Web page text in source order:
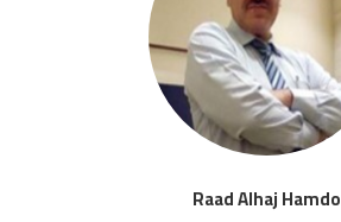
Raad Alhaj Hamdo